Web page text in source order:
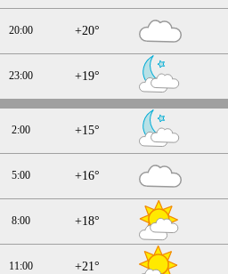
20:00 +20°
23:00 +19°
2:00 +15°
5:00 +16°
8:00 +18°
11:00 +21°